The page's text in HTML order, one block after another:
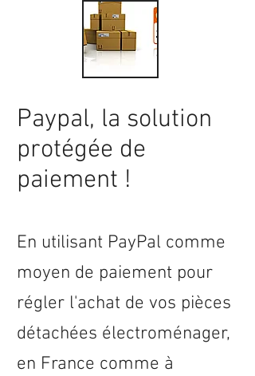
Paypal, la solution
protégée de
paiement !
En utilisant PayPal comme
moyen de paiement pour
régler l'achat de vos pièces
détachées électroménager,
en France comme à